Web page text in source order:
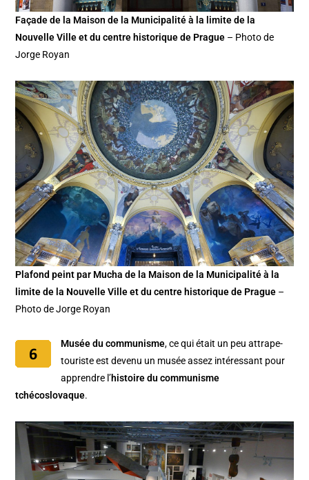
Façade de la Maison de la Municipalité à la limite de la
Nouvelle Ville et du centre historique de Prague – Photo de
Jorge Royan
Plafond peint par Mucha de la Maison de la Municipalité à la
limite de la Nouvelle Ville et du centre historique de Prague –
Photo de Jorge Royan
Musée du communisme, ce qui était un peu attrape-
touriste est devenu un musée assez intéressant pour
apprendre l’histoire du communisme
tchécoslovaque.